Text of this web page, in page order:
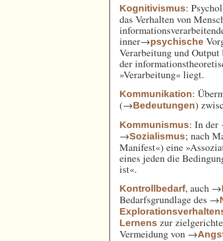
Kognitivismus:
das Verhalten von
inner→psychische
Verarbeitung und
der
»Verarbeitung« liegt.
Kommunikation:
(→Bedeutungen)
Kommunismus: In
→Sozialismus; nach
Manifest«) eine
eines jeden die
ist«.
Kontrollbedarf, auch →
Bedarfsgrundlage des →
Lernens zur
Vermeidung von →